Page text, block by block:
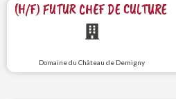
(H/F) FUTUR CHEF DE CULTURE
Domaine du Château de Demigny